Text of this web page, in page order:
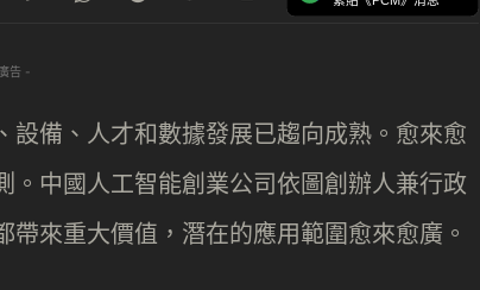
告 -
備、人才和數據發展已趨向成熟。愈來愈
中國人工智能創業公司依圖創辦人兼行政
來重大價值，潛在的應用範圍愈來愈廣。